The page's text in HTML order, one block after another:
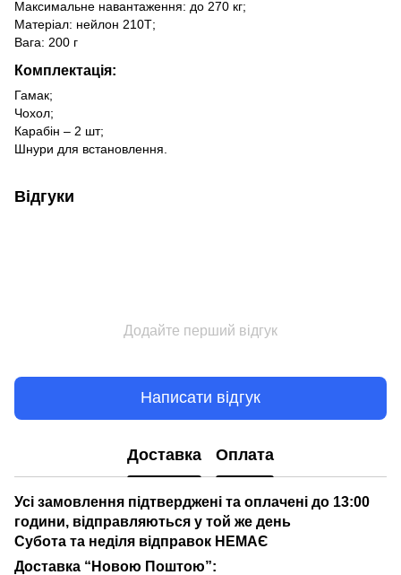
Максимальне навантаження: до 270 кг;
Матеріал: нейлон 210Т;
Вага: 200 г
Комплектація:
Гамак;
Чохол;
Карабін – 2 шт;
Шнури для встановлення.
Відгуки
Додайте перший відгук
Написати відгук
Доставка Оплата
Усі замовлення підтверджені та оплачені до 13:00
години, відправляються у той же день
Субота та неділя відправок НЕМАЄ
Доставка “Новою Поштою”: